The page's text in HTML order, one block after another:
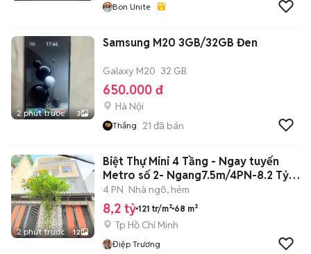
Bon Unite
2 phút trước 3
Samsung M20 3GB/32GB Đen
Galaxy M20 32 GB
650.000 đ
Hà Nội
Thắng 21 đã bán
2 phút trước 12
Biệt Thự Mini 4 Tầng - Ngay tuyến
Metro số 2- Ngang7.5m/4PN-8.2 Tỷ
TL
4 PN Nhà ngõ, hẻm
8,2 tỷ 121 tr/m² 68 m²
Tp Hồ Chí Minh
Điệp Trương